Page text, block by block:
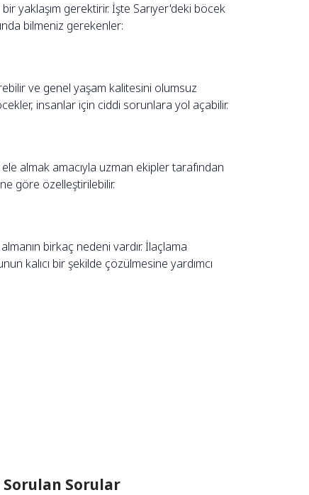
yaklaşım gerektirir. İşte Sarıyer'deki böcek
bilmeniz gerekenler:
ve genel yaşam kalitesini olumsuz
insanlar için ciddi sorunlara yol açabilir.
almak amacıyla uzman ekipler tarafından
göre özelleştirilebilir.
birkaç nedeni vardır. İlaçlama
kalıcı bir şekilde çözülmesine yardımcı
Sorulan Sorular